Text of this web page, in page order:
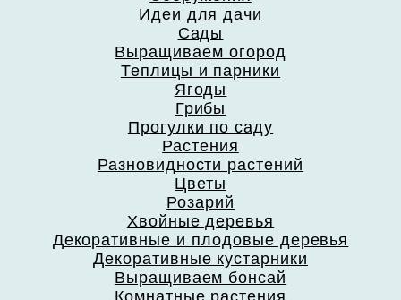
Идеи для дачи
Сады
Выращиваем огород
Теплицы и парники
Ягоды
Грибы
Прогулки по саду
Растения
Разновидности растений
Цветы
Розарий
Хвойные деревья
Декоративные и плодовые деревья
Декоративные кустарники
Выращиваем бонсай
Комнатные растения